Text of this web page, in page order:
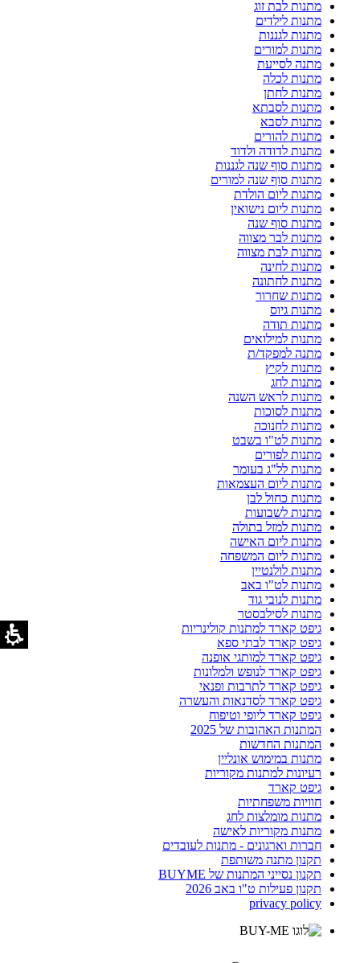
מתנות לבת זוג
מתנות לילדים
מתנות לגננות
מתנות למורים
מתנה לסייעת
מתנות לכלה
מתנות לחתן
מתנות לסבתא
מתנות לסבא
מתנות להורים
מתנות לדודה ולדוד
מתנות סוף שנה לגננות
מתנות סוף שנה למורים
מתנות ליום הולדת
מתנות ליום נישואין
מתנות סוף שנה
מתנות לבר מצווה
מתנות לבת מצווה
מתנות לחינה
מתנות לחתונה
מתנות שחרור
מתנות גיוס
מתנות תודה
מתנות למילואים
מתנה למפקד/ת
מתנות לקיץ
מתנות לחג
מתנות לראש השנה
מתנות לסוכות
מתנות לחנוכה
מתנות לט"ו בשבט
מתנות לפורים
מתנות לל"ג בעומר
מתנות ליום העצמאות
מתנות כחול לבן
מתנות לשבועות
מתנות למזל בתולה
מתנות ליום האישה
מתנות ליום המשפחה
מתנות לולנטיין
מתנות לט"ו באב
מתנות לנובי גוד
מתנות לסילבסטר
גיפט קארד למתנות קולינריות
גיפט קארד לבתי ספא
גיפט קארד למותגי אופנה
גיפט קארד לנופש ולמלונות
גיפט קארד לתרבות ופנאי
גיפט קארד לסדנאות והעשרה
גיפט קארד ליופי וטיפוח
המתנות האהובות של 2025
המתנות החדשות
מתנות במימוש אונליין
רעיונות למתנות מקוריות
גיפט קארד
חוויות משפחתיות
מתנות מומלצות לחג
מתנות מקוריות לאישה
חברות וארגונים - מתנות לעובדים
תקנון מתנה משותפת
תקנון נסייני המתנות של BUYME
תקנון פעילות ט"ו באב 2026
privacy policy